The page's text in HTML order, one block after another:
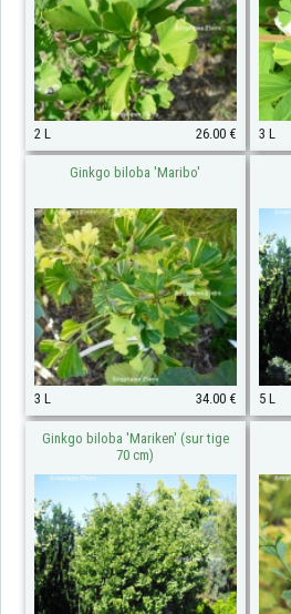
2 L 26.00 € 3 L
Ginkgo biloba 'Maribo'
3 L 34.00 € 5 L
Ginkgo biloba 'Mariken' (sur tige
70 cm)